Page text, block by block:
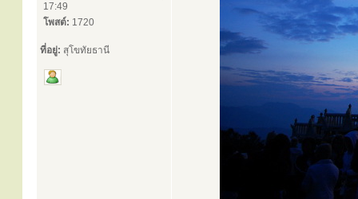
17:49
โพสต์: 1720
ที่อยู่: สุโขทัยธานี